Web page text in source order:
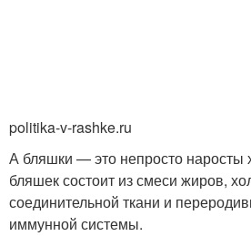
politika-v-rashke.ru
А бляшки — это непросто наросты
бляшек состоит из смеси жиров,
соединительной ткани и
иммунной системы.